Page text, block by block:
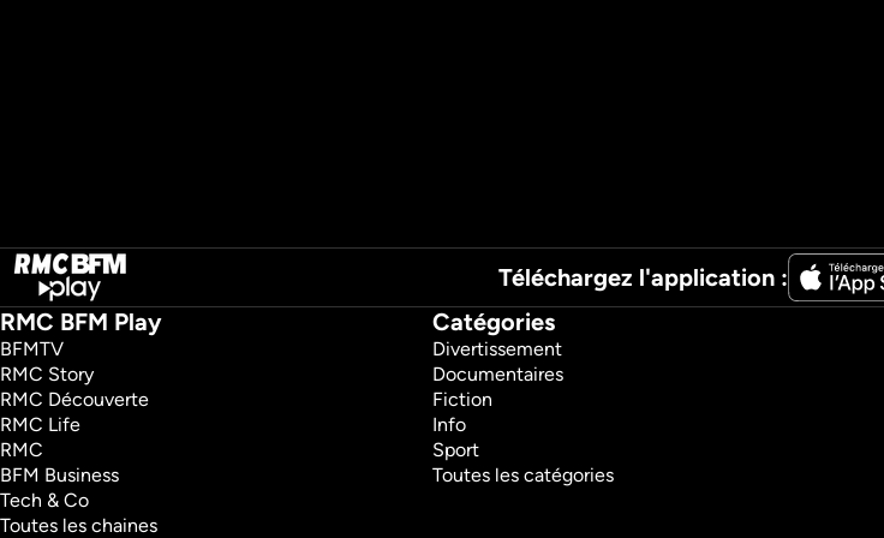
Téléchargez l'application :
RMC BFM Play
BFMTV
RMC Story
RMC Découverte
RMC Life
RMC
BFM Business
Tech & Co
Toutes les chaines
Catégories
Divertissement
Documentaires
Fiction
Info
Sport
Toutes les catégories